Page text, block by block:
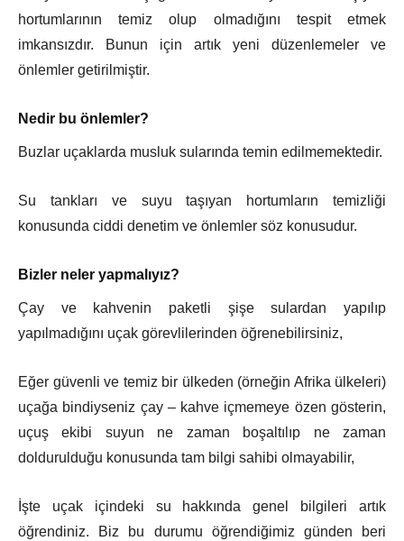
hortumlarının temiz olup olmadığını tespit etmek
imkansızdır. Bunun için artık yeni düzenlemeler ve
önlemler getirilmiştir.
Nedir bu önlemler?
Buzlar uçaklarda musluk sularında temin edilmemektedir.
Su tankları ve suyu taşıyan hortumların temizliği
konusunda ciddi denetim ve önlemler söz konusudur.
Bizler neler yapmalıyız?
Çay ve kahvenin paketli şişe sulardan yapılıp
yapılmadığını uçak görevlilerinden öğrenebilirsiniz,
Eğer güvenli ve temiz bir ülkeden (örneğin Afrika ülkeleri)
uçağa bindiyseniz çay – kahve içmemeye özen gösterin,
uçuş ekibi suyun ne zaman boşaltılıp ne zaman
doldurulduğu konusunda tam bilgi sahibi olmayabilir,
İşte uçak içindeki su hakkında genel bilgileri artık
öğrendiniz. Biz bu durumu öğrendiğimiz günden beri